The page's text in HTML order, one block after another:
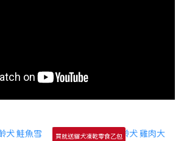
買就送貓犬凍乾零食乙包